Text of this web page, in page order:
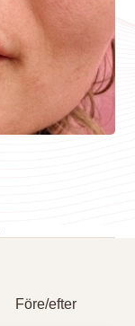
Före/efter